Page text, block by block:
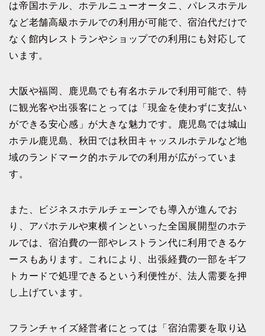
は帝国ホテル、ホテルニューオータニ、パレスホテル
など老舗高級ホテルでの利用が可能で、宿泊代だけで
なく館内レストランやショップでの利用にも対応して
います。
大阪や福岡、鹿児島でも有名ホテルで利用可能で、特
に観光客や出張客にとっては「現金を使わずに支払い
ができる安心感」が大きな魅力です。鹿児島では城山
ホテル鹿児島、秋田では秋田キャッスルホテルなど地
域のランドマーク的ホテルでの利用が広がっていま
す。
また、ビジネスホテルチェーンでも導入が進んでお
り、アパホテルや東横インといった全国展開型のホテ
ルでは、宿泊費の一部やレストラン代に利用できるケ
ースもあります。これにより、出張経費の一部をギフ
トカードで処理できるという利便性が、法人需要を押
し上げています。
フランチャイズ経営者にとっては「宿泊需要を取り込